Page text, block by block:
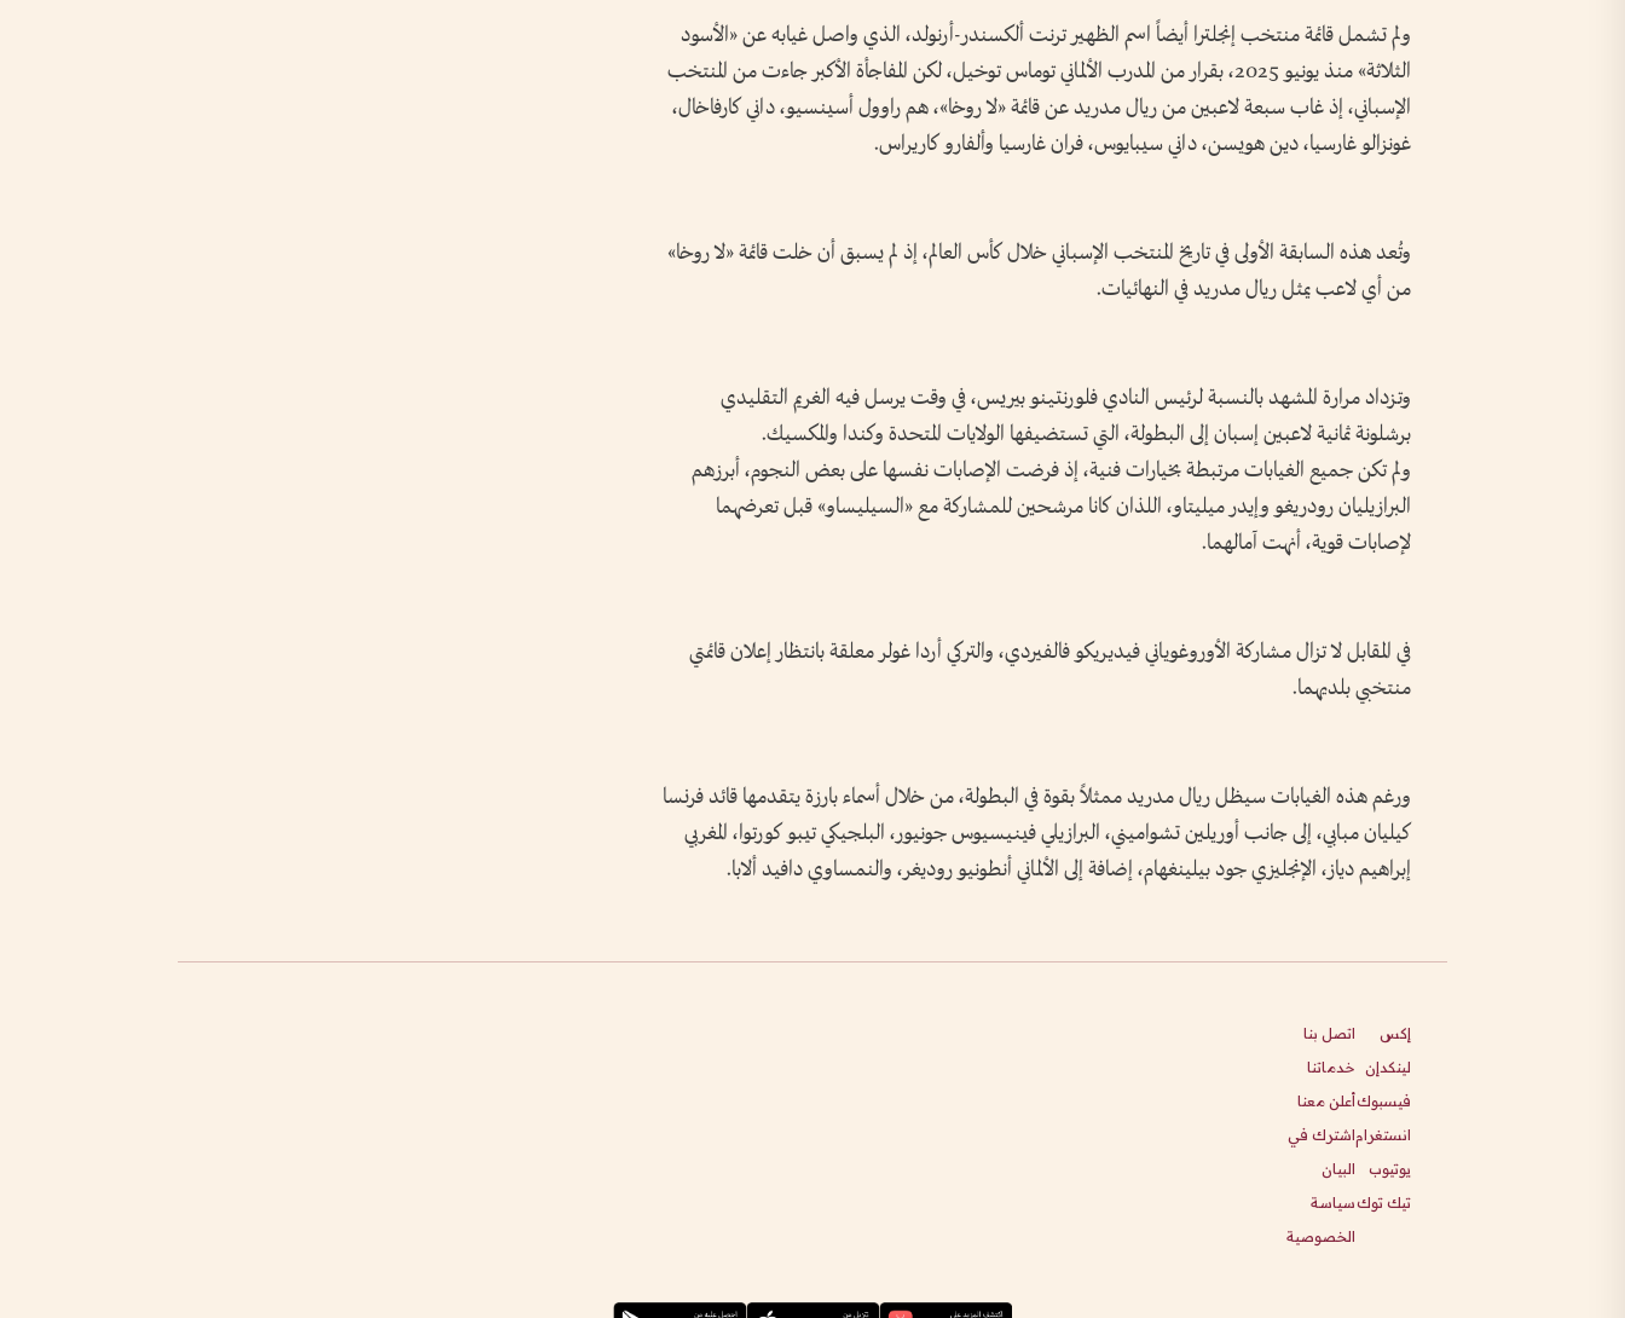
ولم تشمل قائمة منتخب إنجلترا أيضاً اسم الظهير ترنت ألكسندر-أرنولد، الذي واصل غيابه عن «الأسود
الثلاثة» منذ يونيو 2025، بقرار من المدرب الألماني توماس توخيل، لكن المفاجأة الأكبر جاءت من المنتخب
الإسباني، إذ غاب سبعة لاعبين من ريال مدريد عن قائمة «لا روخا»، هم راوول أسينسيو، داني كارفاخال،
غونزالو غارسيا، دين هويسن، داني سيبايوس، فران غارسيا وألفارو كاريراس.
وتُعد هذه السابقة الأولى في تاريخ المنتخب الإسباني خلال كأس العالم، إذ لم يسبق أن خلت قائمة «لا روخا»
من أي لاعب يمثل ريال مدريد في النهائيات.
وتزداد مرارة المشهد بالنسبة لرئيس النادي فلورنتينو بيريس، في وقت يرسل فيه الغريم التقليدي
برشلونة ثمانية لاعبين إسبان إلى البطولة، التي تستضيفها الولايات المتحدة وكندا والمكسيك.
ولم تكن جميع الغيابات مرتبطة بخيارات فنية، إذ فرضت الإصابات نفسها على بعض النجوم، أبرزهم
البرازيليان رودريغو وإيدر ميليتاو، اللذان كانا مرشحين للمشاركة مع «السيليساو» قبل تعرضهما
لإصابات قوية، أنهت آمالهما.
في المقابل لا تزال مشاركة الأوروغوياني فيديريكو فالفيردي، والتركي أردا غولر معلقة بانتظار إعلان قائمتي
منتخبي بلديهما.
ورغم هذه الغيابات سيظل ريال مدريد ممثلاً بقوة في البطولة، من خلال أسماء بارزة يتقدمها قائد فرنسا
كيليان مبابي، إلى جانب أوريلين تشواميني، البرازيلي فينيسيوس جونيور، البلجيكي تيبو كورتوا، المغربي
إبراهيم دياز، الإنجليزي جود بيلينغهام، إضافة إلى الألماني أنطونيو روديغر، والنمساوي دافيد ألابا.
إكس
لينكدإن
فيسبوك
انستغرام
يوتيوب
تيك توك
اتصل بنا
خدماتنا
أعلن معنا
اشترك في
البيان
سياسة
الخصوصية